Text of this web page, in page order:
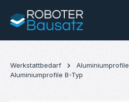
Zum Hauptinhalt springen
Werkstattbedarf
Aluminiumprofile
Aluminiumprofile B-Typ